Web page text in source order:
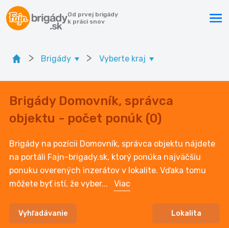
Od prvej brigády
k práci snov
> Brigády > Vyberte kraj
Brigády Domovník, správca
objektu - počet ponúk (0)
Brigády na pozícii Domovník, správca objektu nájdete
na portáli Fajn-brigady.sk, ktorý ponúka najväčšiu
ponuku overených inzerátov v lokalite. Vďaka tomu
môžete byť istí, že vyber... Viac
Vyhľadávanie Lokalita